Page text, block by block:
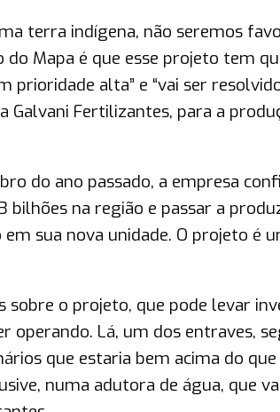
terra indígena, não seremos
Mapa é que esse projeto tem
prioridade alta” e “vai ser
Galvani Fertilizantes, para a
do ano passado, a empresa
bilhões na região e passar a
sua nova unidade. O projeto é
o projeto, que pode levar
operando. Lá, um dos entraves,
que estaria bem acima do
numa adutora de água, que